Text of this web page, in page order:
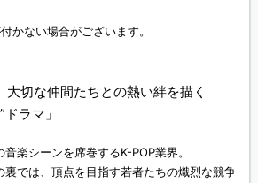
かない場合がございます。
切な仲間たちとの熱い絆を描く
ラマ」
楽シーンを席巻するK-POP業界。
裏では、頂点を目指す若者たちの熾烈な競争